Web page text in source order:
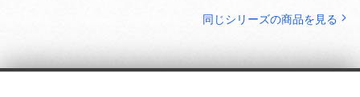
同じシリーズの商品を見る